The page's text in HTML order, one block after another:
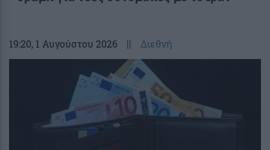
19:20, 1 Αυγούστου 2026 || Διεθνή